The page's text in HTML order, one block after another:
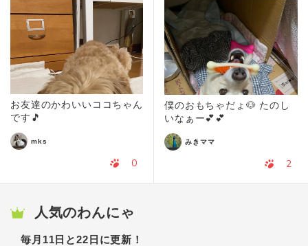
お友達のかわいいココちゃん
です🎵
mks
0
僕のおもちゃだょ🐶 たのし
いなぁー💕💕
みきママ
2
人気のわんにゃ
毎月11日と22日に更新！